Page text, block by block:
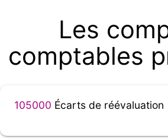
Les
comptables
105000 Écarts de réévaluation